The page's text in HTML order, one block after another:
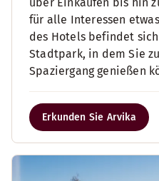
für alle Interessen
des Hotels befindet
Stadtpark, in dem Sie
Spaziergang genießen
Erkunden Sie Arvika